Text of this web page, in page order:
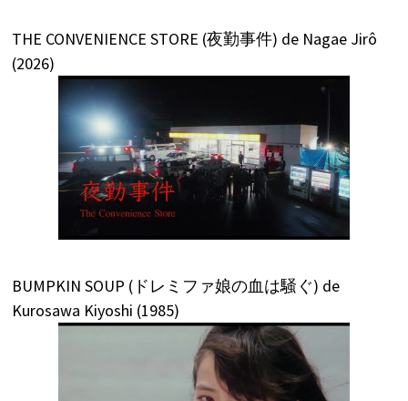
THE CONVENIENCE STORE (夜勤事件) de Nagae Jirô
(2026)
BUMPKIN SOUP (ドレミファ娘の血は騒ぐ) de
Kurosawa Kiyoshi (1985)